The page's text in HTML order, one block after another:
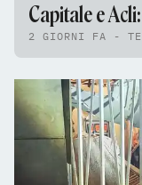
Capitale e
2 GIORNI FA -